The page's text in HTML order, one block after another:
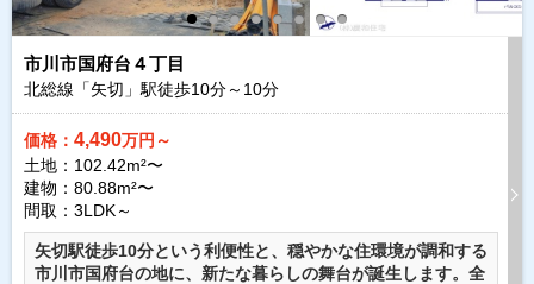
市川市国府台４丁目
北総線「矢切」駅徒歩10分～ 10分
価格： 4,490万円～
土地：102.42m²〜
建物：80.88m²〜
間取：3LDK～
矢切駅徒歩10分という利便性と、穏やかな住環境が調和する
市川市国府台の地に、新たな暮らしの舞台が誕生します。全